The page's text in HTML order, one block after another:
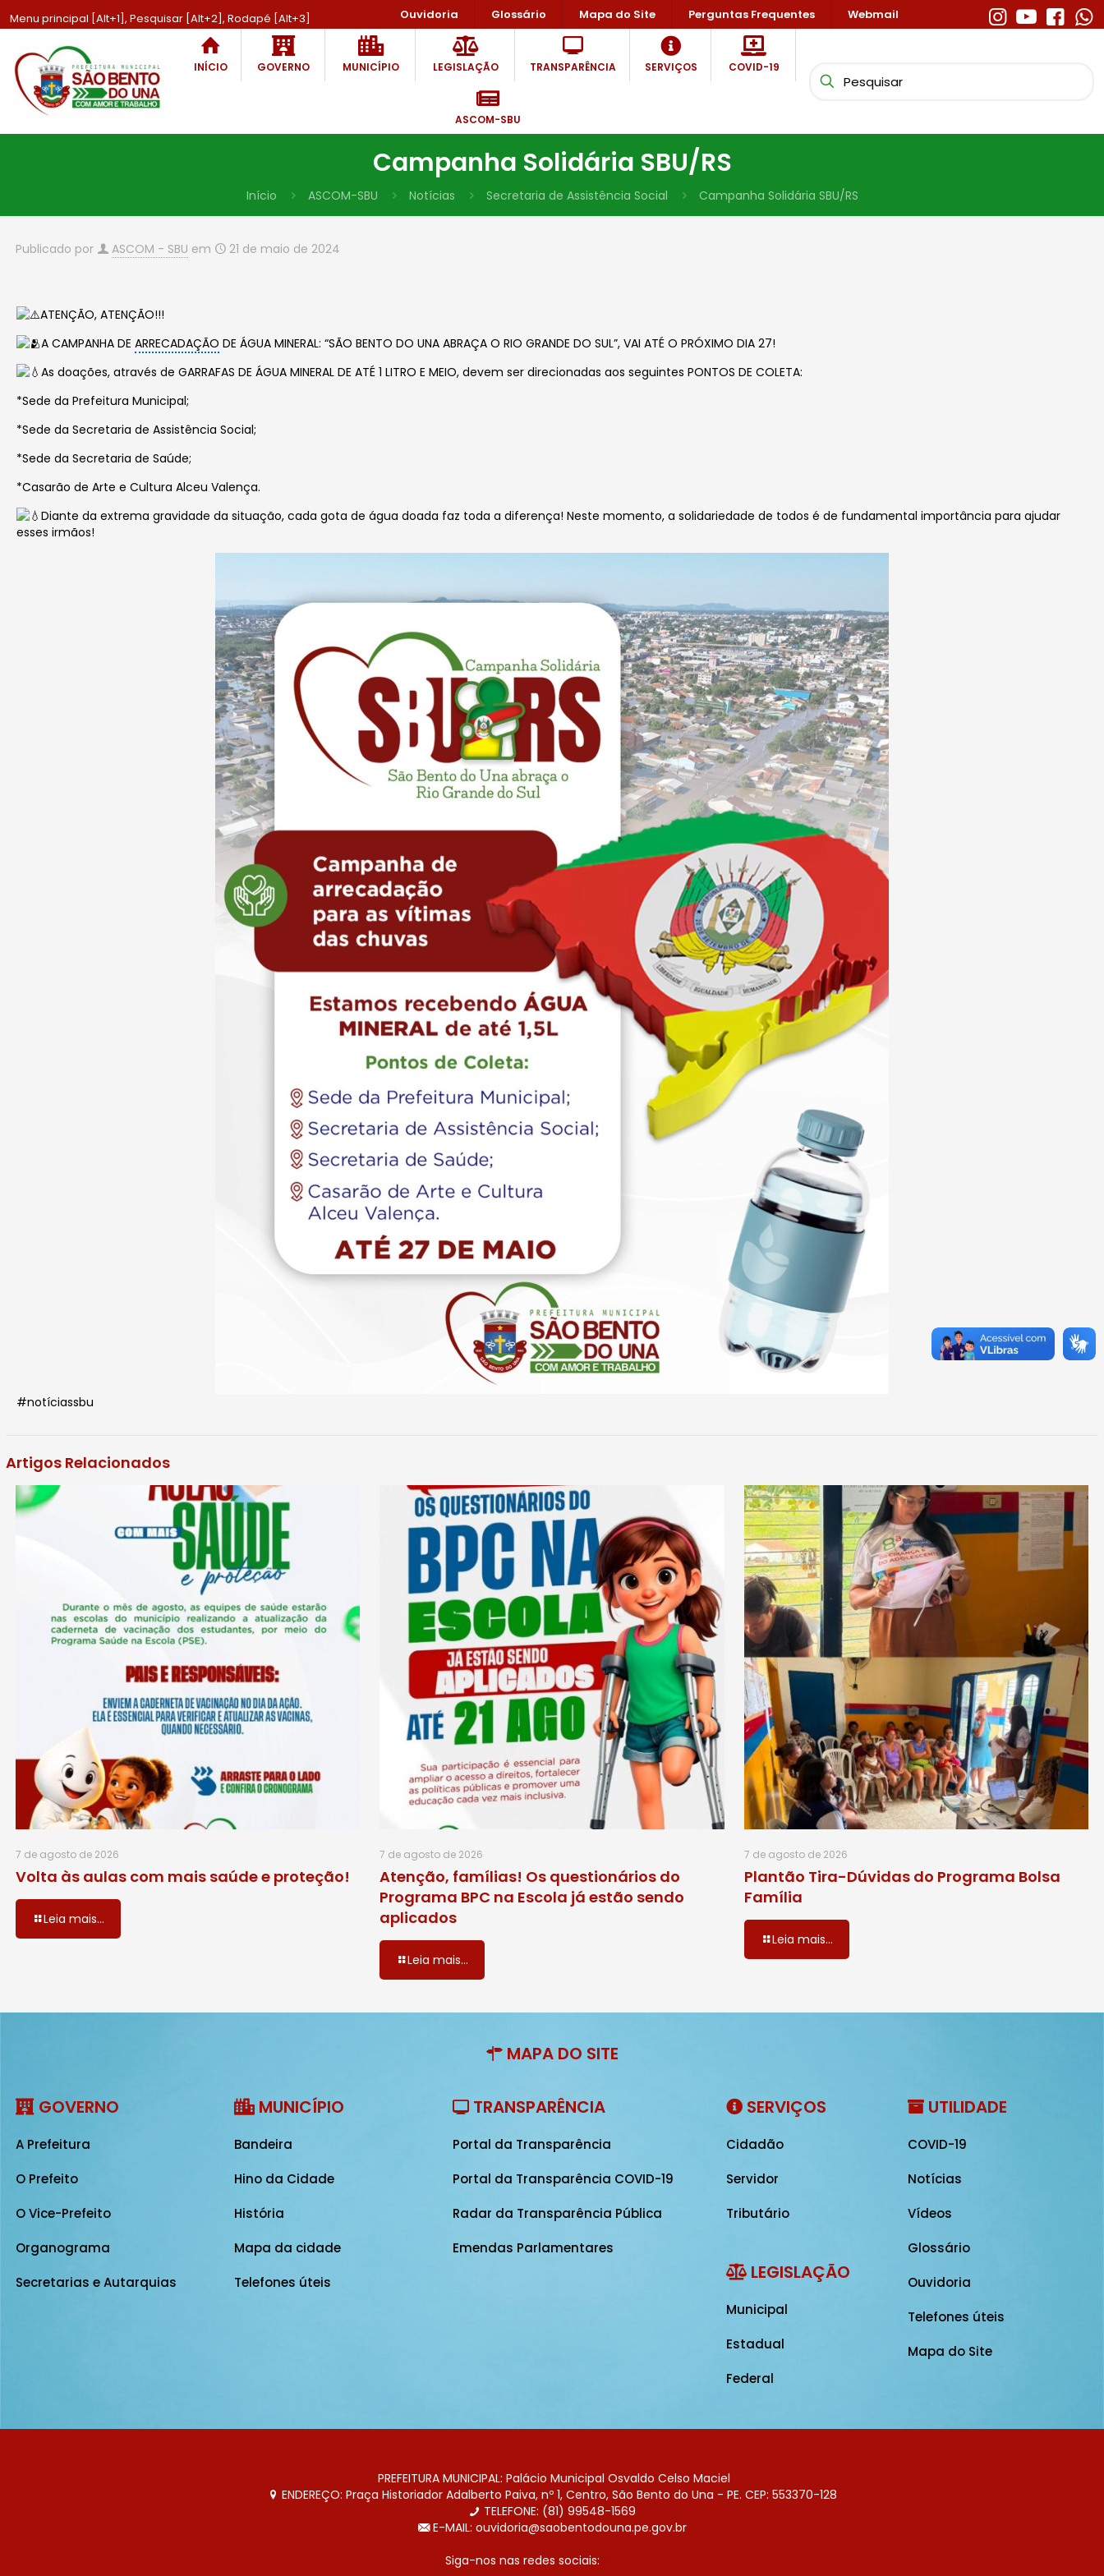
Menu principal [Alt+1], Pesquisar [Alt+2], Rodapé [Alt+3] Ouvidoria Glossário Mapa do Site Perguntas Frequentes Webmail
INÍCIO GOVERNO MUNICÍPIO LEGISLAÇÃO TRANSPARÊNCIA SERVIÇOS COVID-19
ASCOM-SBU
Campanha Solidária SBU/RS
Início ASCOM-SBU Notícias Secretaria de Assistência Social Campanha Solidária SBU/RS
Publicado por ASCOM - SBU em 21 de maio de 2024
ATENÇÃO, ATENÇÃO!!!
A CAMPANHA DEARRECADAÇÃO DE ÁGUA MINERAL: “SÃO BENTO DO UNA ABRAÇA O RIO GRANDE DO SUL”, VAI ATÉ O PRÓXIMO DIA 27!
As doações, através de GARRAFAS DE ÁGUA MINERAL DE ATÉ 1 LITRO E MEIO, devem ser direcionadas aos seguintes PONTOS DE COLETA:
*Sede da Prefeitura Municipal;
*Sede da Secretaria de Assistência Social;
*Sede da Secretaria de Saúde;
*Casarão de Arte e Cultura Alceu Valença.
Diante da extrema gravidade da situação, cada gota de água doada faz toda a diferença! Neste momento, a solidariedade de todos é de fundamental importância para ajudar
esses irmãos!
#notíciassbu
Artigos Relacionados
7 de agosto de 2026
Volta às aulas com mais saúde e proteção!
Leia mais...
7 de agosto de 2026
Atenção, famílias! Os questionários do
Programa BPC na Escola já estão sendo
aplicados
Leia mais...
7 de agosto de 2026
Plantão Tira-Dúvidas do Programa Bolsa
Família
Leia mais...
MAPA DO SITE
GOVERNO
A Prefeitura
O Prefeito
O Vice-Prefeito
Organograma
Secretarias e Autarquias
MUNICÍPIO
Bandeira
Hino da Cidade
História
Mapa da cidade
Telefones úteis
TRANSPARÊNCIA
Portal da Transparência
Portal da Transparência COVID-19
Radar da Transparência Pública
Emendas Parlamentares
SERVIÇOS
Cidadão
Servidor
Tributário
LEGISLAÇÃO
Municipal
Estadual
Federal
UTILIDADE
COVID-19
Notícias
Vídeos
Glossário
Ouvidoria
Telefones úteis
Mapa do Site
PREFEITURA MUNICIPAL: Palácio Municipal Osvaldo Celso Maciel
ENDEREÇO: Praça Historiador Adalberto Paiva, nº 1, Centro, São Bento do Una - PE. CEP: 553370-128
TELEFONE: (81) 99548-1569
E-MAIL: ouvidoria@saobentodouna.pe.gov.br
Siga-nos nas redes sociais: